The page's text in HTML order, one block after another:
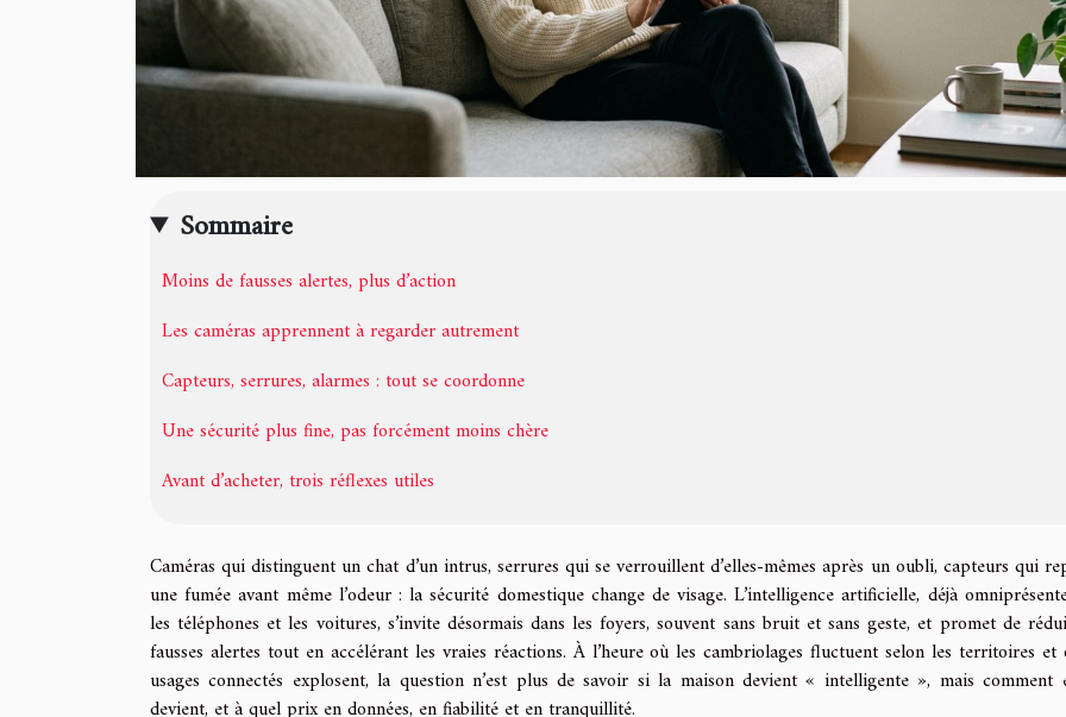
Sommaire
Moins de fausses alertes, plus d’action
Les caméras apprennent à regarder autrement
Capteurs, serrures, alarmes : tout se coordonne
Une sécurité plus fine, pas forcément moins chère
Avant d’acheter, trois réflexes utiles
Caméras qui distinguent un chat d’un intrus, serrures qui se verrouillent d’elles-mêmes après un oubli, capteurs qui
une fumée avant même l’odeur : la sécurité domestique change de visage. L’intelligence artificielle, déjà
les téléphones et les voitures, s’invite désormais dans les foyers, souvent sans bruit et sans geste, et promet de
fausses alertes tout en accélérant les vraies réactions. À l’heure où les cambriolages fluctuent selon les territoires et
usages connectés explosent, la question n’est plus de savoir si la maison devient « intelligente », mais comment
devient, et à quel prix en données, en fiabilité et en tranquillité.